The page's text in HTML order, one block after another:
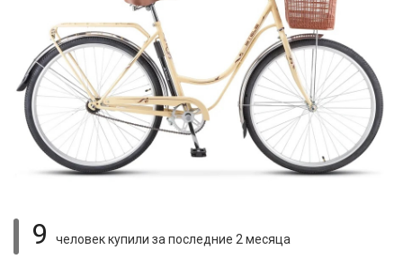
9 человек купили за последние 2 месяца